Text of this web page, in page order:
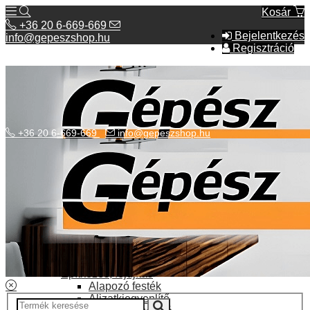
Kosár
Bejelentkezés
Regisztráció
+36 20 6-669-669
info@gepeszshop.hu
Kategóriák menü
Bolhapiac
Elektromos fűtés
Építkezés, fejújítás
Alapozó festék
Aljzatkiegyenlítő
+36 20 6-669-669 info@gepeszshop.hu